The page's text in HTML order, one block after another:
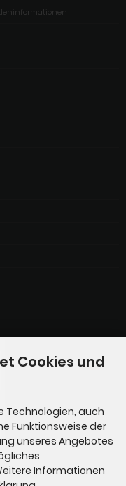
Cookies und
Technologien, auch
Funktionsweise der
unseres Angebotes
Informationen